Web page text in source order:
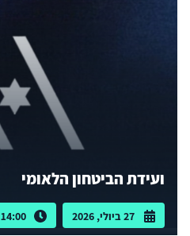
ועידת הביטחון הלאומי
27 ביולי, 2026 14:00 - 10:00